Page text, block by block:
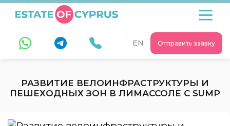
Отправить заявку
EN
РАЗВИТИЕ ВЕЛОИНФРАСТРУКТУРЫ И
ПЕШЕХОДНЫХ ЗОН В ЛИМАССОЛЕ С SUMP